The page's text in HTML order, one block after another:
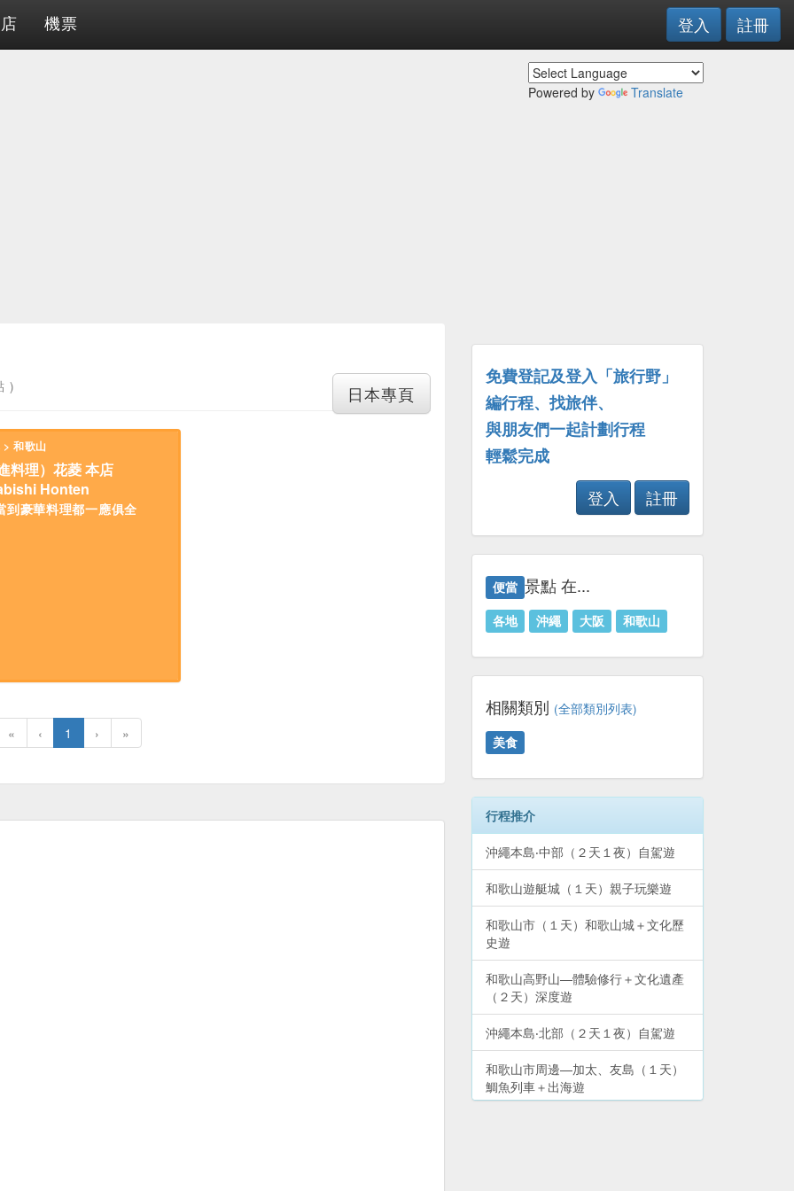
機票 登入 註冊
Powered by Translate
日本專頁
)
和歌山
料理）花菱 本店
Honten
到豪華料理都一應俱全
« ‹ 1 › »
免費登記及登入「旅行野」
編行程、找旅伴、
與朋友們一起計劃行程
輕鬆完成
登入
註冊
便當 景點 在...
各地 沖繩 大阪 和歌山
相關類別 (全部類別列表)
美食
行程推介
沖繩本島‧中部（２天１夜）自駕遊
和歌山遊艇城（１天）親子玩樂遊
和歌山市（１天）和歌山城＋文化歷
史遊
和歌山高野山—體驗修行＋文化遺產
（２天）深度遊
沖繩本島‧北部（２天１夜）自駕遊
和歌山市周邊—加太、友島（１天）
鯛魚列車＋出海遊